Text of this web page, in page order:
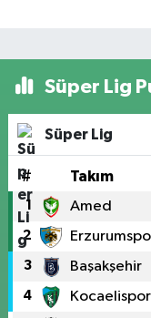
Süper Lig
Süper Lig
# Takım
1 Amed
2
3 Başakşehir
4 Kocaelispor